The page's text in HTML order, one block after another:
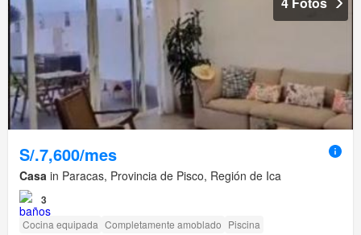
S/.7,600/mes
Casa in Paracas, Provincia de Pisco, Región de Ica
3
Cocina equipada Completamente amoblado Piscina